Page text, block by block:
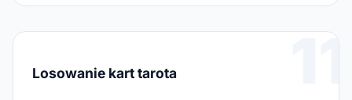
11
Losowanie kart tarota